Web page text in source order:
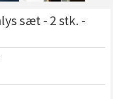
sæt - 2 stk. -